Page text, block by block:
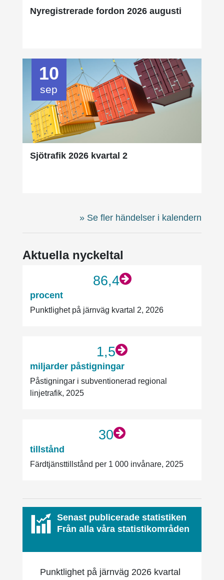
Nyregistrerade fordon 2026 augusti
10
sep
Sjötrafik 2026 kvartal 2
Se fler händelser i kalendern
Aktuella nyckeltal
86,4
procent
Punktlighet på järnväg kvartal 2, 2026
1,5
miljarder påstigningar
Påstigningar i subventionerad regional
linjetrafik, 2025
30
tillstånd
Färdtjänsttillstånd per 1 000 invånare, 2025
Senast publicerade statistiken
Från alla våra statistikområden
Punktlighet på järnväg 2026 kvartal